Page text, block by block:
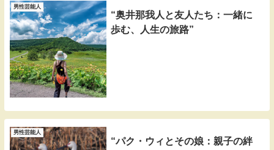
男性芸能人
“奥井那我人と友人たち：一緒に
歩む、人生の旅路”
男性芸能人
“パク・ウィとその娘：親子の絆